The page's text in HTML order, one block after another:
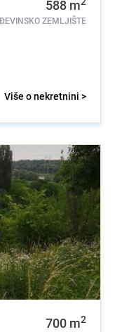
588 m
ZEMLJIŠTE
Više o nekretnini >
700 m2